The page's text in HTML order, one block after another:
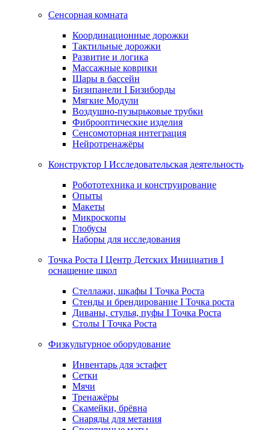
Сенсорная комната
Координационные дорожки
Тактильные дорожки
Развитие и логика
Массажные коврики
Шары в бассейн
Бизипанели I Бизиборды
Мягкие Модули
Воздушно-пузырьковые трубки
Фиброоптические изделия
Сенсомоторная интеграция
Нейротренажёры
Конструктор I Исследовательская деятельность
Робототехника и конструирование
Опыты
Макеты
Микроскопы
Глобусы
Наборы для исследования
Точка Роста I Центр Детских Инициатив I
оснащение школ
Стеллажи, шкафы I Точка Роста
Стенды и брендирование I Точка роста
Диваны, стулья, пуфы I Точка Роста
Столы I Точка Роста
Физкультурное оборудование
Инвентарь для эстафет
Сетки
Мячи
Тренажёры
Скамейки, брёвна
Снаряды для метания